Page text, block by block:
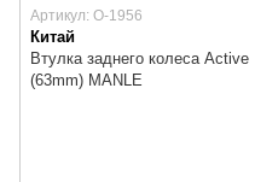
Артикул: O-1956
Китай
Втулка заднего колеса Active
(63mm) MANLE